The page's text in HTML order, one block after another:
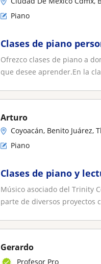
Piano
Clases de piano
Ofrezco clases de piano a
que desee aprender.En la
Arturo
Coyoacán, Benito Juárez,
Piano
Clases de piano y
Músico asociado del Trinity
parte de diversos proyectos
Gerardo
Profesor Pro